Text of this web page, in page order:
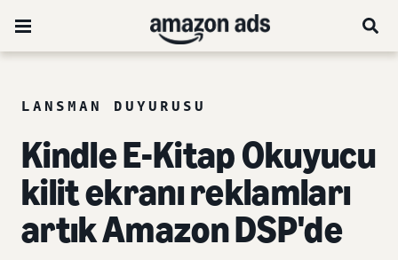
LANSMAN DUYURUSU
Kindle E-Kitap Okuyucu
kilit ekranı reklamları
artık Amazon DSP'de